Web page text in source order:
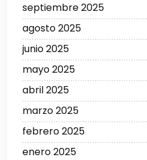
septiembre 2025
agosto 2025
junio 2025
mayo 2025
abril 2025
marzo 2025
febrero 2025
enero 2025